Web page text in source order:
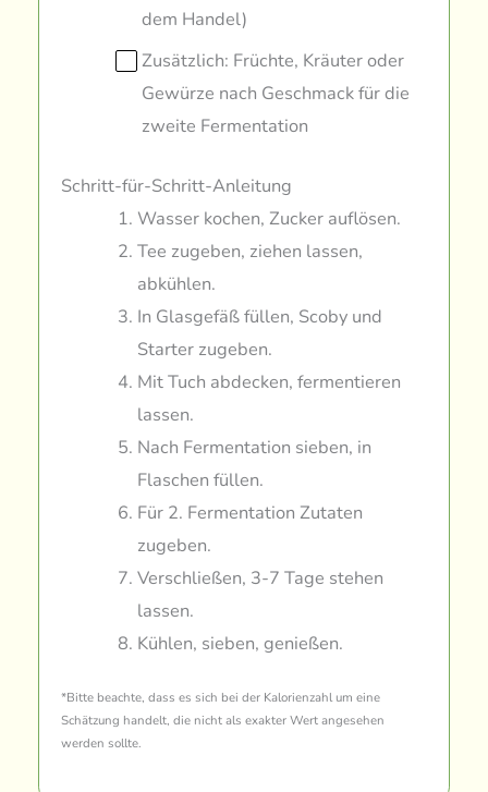
dem Handel)
Zusätzlich: Früchte, Kräuter oder
Gewürze nach Geschmack für die
zweite Fermentation
Schritt-für-Schritt-Anleitung
Wasser kochen, Zucker auflösen.
Tee zugeben, ziehen lassen,
abkühlen.
In Glasgefäß füllen, Scoby und
Starter zugeben.
Mit Tuch abdecken, fermentieren
lassen.
Nach Fermentation sieben, in
Flaschen füllen.
Für 2. Fermentation Zutaten
zugeben.
Verschließen, 3-7 Tage stehen
lassen.
Kühlen, sieben, genießen.
*Bitte beachte, dass es sich bei der Kalorienzahl um eine
Schätzung handelt, die nicht als exakter Wert angesehen
werden sollte.